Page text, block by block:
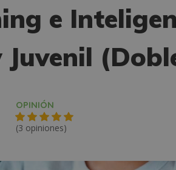
e
OPINIÓN
(3 opiniones)